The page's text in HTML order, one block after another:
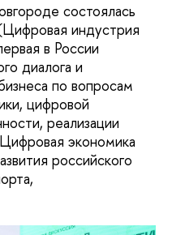
состоялась
индустрия
в России
диалога и
по вопросам
цифровой
реализации
экономика
российского